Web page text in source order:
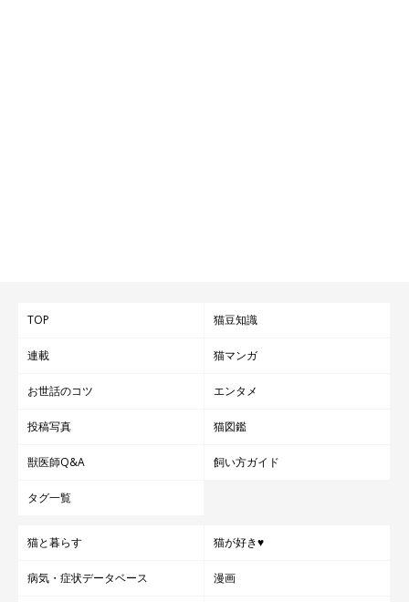
TOP 猫豆知識
連載 猫マンガ
お世話のコツ エンタメ
投稿写真 猫図鑑
獣医師Q&A 飼い方ガイド
タグ一覧
猫と暮らす 猫が好き♥
病気・症状データベース 漫画